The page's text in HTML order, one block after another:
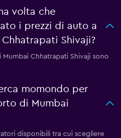
volta che
i prezzi di auto a
Shivaji?
Chhatrapati Shivaji sono
momondo per
di Mumbai
disponibili tra cui scegliere